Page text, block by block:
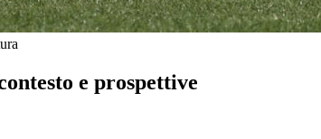
e prospettive